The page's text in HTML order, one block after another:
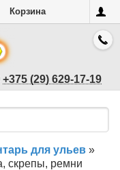
Корзина
+375 (29) 629-17-19
для ульев »
скрепы, ремни